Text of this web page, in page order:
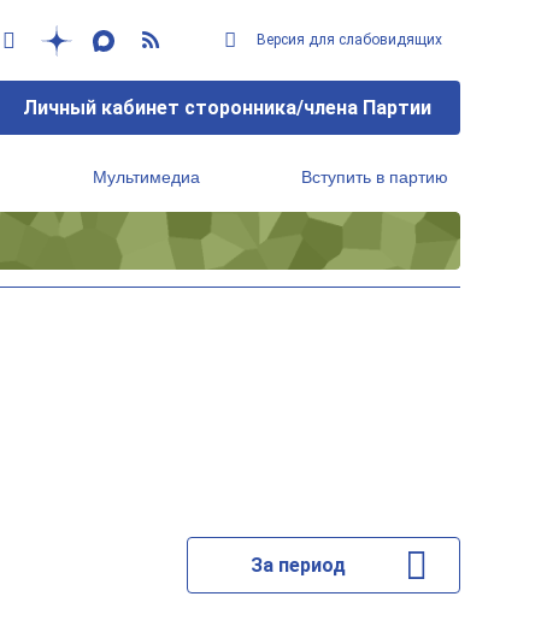
Версия для слабовидящих
Личный кабинет сторонника/члена Партии
Мультимедиа Вступить в партию
За период